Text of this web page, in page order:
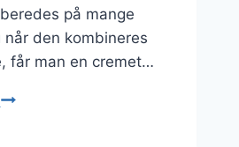
på mange
når den kombineres
får man en cremet…
Blomkålssuppe